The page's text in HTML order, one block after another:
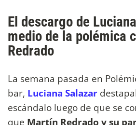
El descargo de
medio de la polémica
Redrado
La semana pasada en
bar, Luciana Salazar
escándalo luego de que se
que Martín Redrado y su